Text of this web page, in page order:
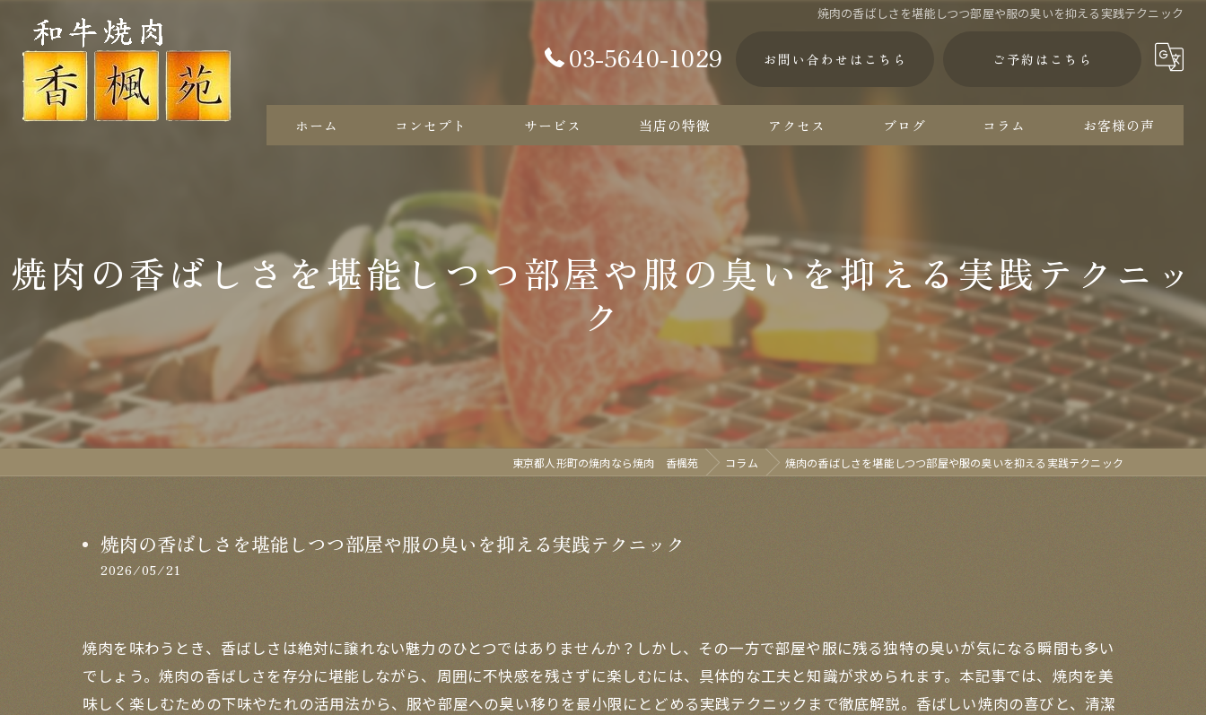
焼肉の香ばしさを堪能しつつ部屋や服の臭いを抑える実践テクニック
03-5640-1029 お問い合わせはこちら ご予約はこちら
ホーム コンセプト サービス 当店の特徴
カルビ
ロース
アクセス ブログ コラム お客様の声
焼肉の香ばしさを堪能しつつ部屋や服の臭いを抑える実践テクニッ
ク
東京都人形町の焼肉なら焼肉 香楓苑 コラム 焼肉の香ばしさを堪能しつつ部屋や服の臭いを抑える実践テクニック
焼肉の香ばしさを堪能しつつ部屋や服の臭いを抑える実践テクニック
2026/05/21
焼肉を味わうとき、香ばしさは絶対に譲れない魅力のひとつではありませんか？しかし、その一方で部屋や服に残る独特の臭いが気になる瞬間も多い
でしょう。焼肉の香ばしさを存分に堪能しながら、周囲に不快感を残さずに楽しむには、具体的な工夫と知識が求められます。本記事では、焼肉を美
味しく楽しむための下味やたれの活用法から、服や部屋への臭い移りを最小限にとどめる実践テクニックまで徹底解説。香ばしい焼肉の喜びと、清潔